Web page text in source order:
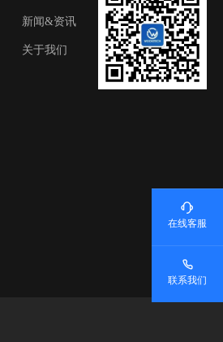
新闻&资讯
关于我们
在线客服
联系我们